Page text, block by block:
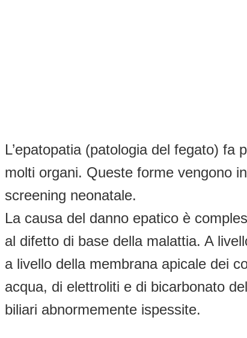
L’epatopatia (patologia del fegato)
molti organi. Queste forme vengono
screening neonatale.
La causa del danno epatico è
al difetto di base della malattia. A
a livello della membrana apicale dei
acqua, di elettroliti e di bicarbonato
biliari abnormemente ispessite.